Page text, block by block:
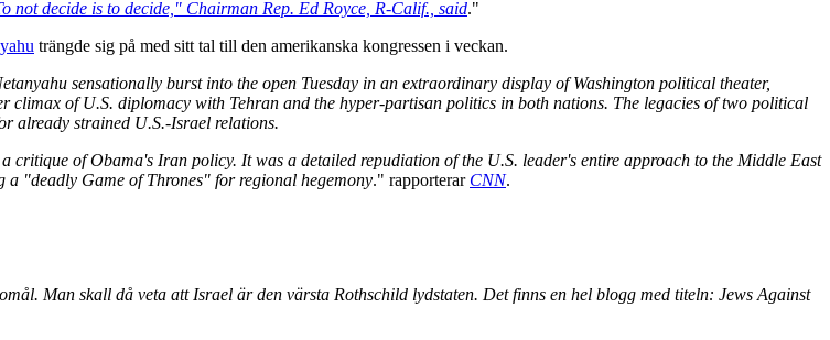
not decide is to decide," Chairman Rep. Ed Royce, R-Calif., said."
trängde sig på med sitt tal till den amerikanska kongressen i veckan.
sensationally burst into the open Tuesday in an extraordinary display of Washington political theater,
of U.S. diplomacy with Tehran and the hyper-partisan politics in both nations. The legacies of two political
already strained U.S.-Israel relations.
critique of Obama's Iran policy. It was a detailed repudiation of the U.S. leader's entire approach to the Middle East
"deadly Game of Thrones" for regional hegemony." rapporterar CNN.
Man skall då veta att Israel är den värsta Rothschild lydstaten. Det finns en hel blogg med titeln: Jews Against